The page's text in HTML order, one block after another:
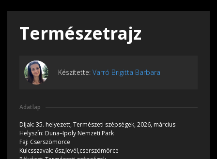
Természetrajz
Készítette: Varró Brigitta Barbara
Adatlap
Díjak: 35. helyezett, Természeti szépségek, 2026, március
Helyszín: Duna–Ipoly Nemzeti Park
Faj: Cserszömörce
Kulcsszavak: ősz,levél,cserszömörce